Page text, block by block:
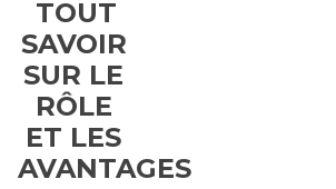
TOUT
SAVOIR
SUR LE
RÔLE
ET LES
AVANTAGES